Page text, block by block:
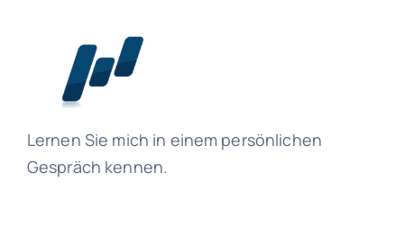
Lernen Sie mich in einem persönlichen
Gespräch kennen.